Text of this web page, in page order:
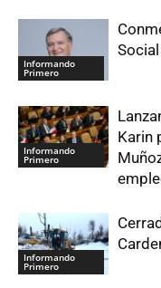
Informando
Primero
Informando
Primero
Karin
Informando
Primero